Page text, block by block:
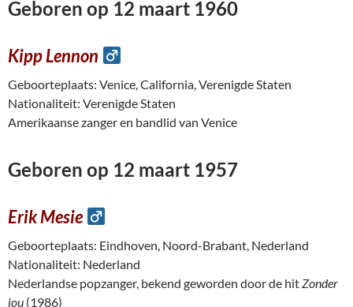
Geboren op 12 maart 1960
Kipp Lennon
Geboorteplaats: Venice, California, Verenigde Staten
Nationaliteit: Verenigde Staten
Amerikaanse zanger en bandlid van Venice
Geboren op 12 maart 1957
Erik Mesie
Geboorteplaats: Eindhoven, Noord-Brabant, Nederland
Nationaliteit: Nederland
Nederlandse popzanger, bekend geworden door de hitZonder
jou (1986)